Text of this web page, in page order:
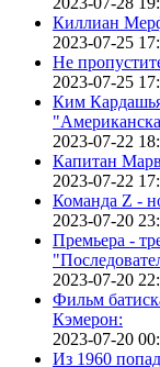
Киллиан
2023-07-25
Не
2023-07-25
Ким
2023-07-22
Капитан
2023-07-22
Команда Z -
2023-07-20
Премьера -
2023-07-20
Фильм
Кэмерон:
2023-07-20
Из 1960